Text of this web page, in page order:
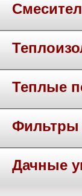
Теплые
Фильтры
Дачные